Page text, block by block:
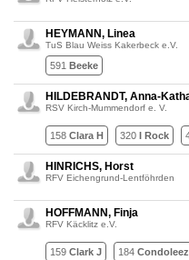
HEYMANN, Linea
TuS Blau Weiss Kakerbeck e.V.
591 Beeke
HILDEBRANDT, Anna-
RSV Kirch-Mummendorf e. V.
158 Clara H 320 I Rock
HINRICHS, Horst
RFV Eichengrund-Lentföhrden
HOFFMANN, Finja
RFV Käcklitz e.V.
159 Clark J 184